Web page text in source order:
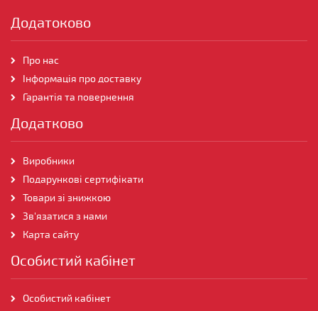
Додатоково
Про нас
Інформація про доставку
Гарантія та повернення
Додатково
Виробники
Подарункові сертифікати
Товари зі знижкою
Зв'язатися з нами
Карта сайту
Особистий кабінет
Особистий кабінет